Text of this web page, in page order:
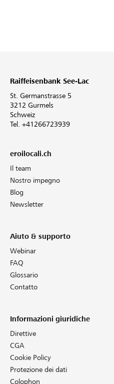
Raiffeisenbank See-Lac
St. Germanstrasse 5
3212 Gurmels
Schweiz
Tel. +41266723939
eroilocali.ch
Il team
Nostro impegno
Blog
Newsletter
Aiuto & supporto
Webinar
FAQ
Glossario
Contatto
Informazioni giuridiche
Direttive
CGA
Cookie Policy
Protezione dei dati
Colophon